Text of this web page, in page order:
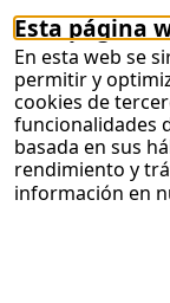
Esta página
En esta web se
permitir y
cookies de
funcionalidades
basada en sus
rendimiento y
información en